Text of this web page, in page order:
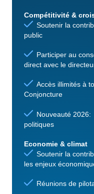
Compétitivité &
Soutenir la
public
Participer au
direct avec le
Accès illimités à
Conjoncture
Nouveauté
politiques
Economie & climat
Soutenir la
les enjeux
Réunions de